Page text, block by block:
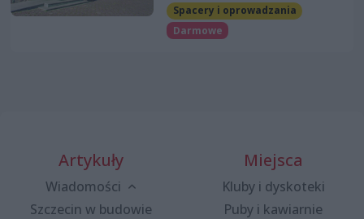
Spacery i oprowadzania
Darmowe
Artykuły
Wiadomości
Szczecin w budowie
Miejsca
Kluby i dyskoteki
Puby i kawiarnie